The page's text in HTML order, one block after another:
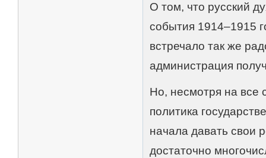
О том, что русский
события 1914–1915
встречало так же
администрация
Но, несмотря на все
политика
начала давать свои
достаточно